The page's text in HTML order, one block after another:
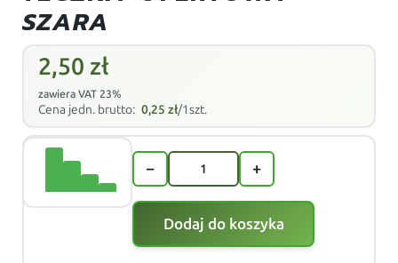
SZARA
2,50 zł
zawiera VAT 23%
Cena jedn. brutto: 0,25zł/1szt.
− +
Dodaj do koszyka